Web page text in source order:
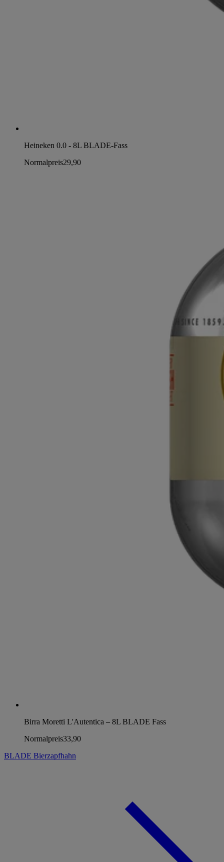
Heineken 0.0 - 8L BLADE-Fass
Normalpreis29,90
Birra Moretti L'Autentica – 8L BLADE Fass
Normalpreis33,90
BLADE Bierzapfhahn